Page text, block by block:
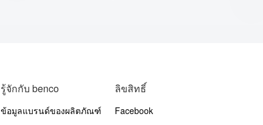
รู้จักกับ benco
ข้อมูลแบรนด์ของผลิตภัณฑ์
ลิขสิทธิ์
Facebook